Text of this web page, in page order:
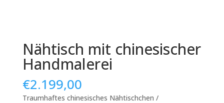
Nähtisch mit chinesischer
Handmalerei
€2.199,00
Traumhaftes chinesisches Nähtischchen /